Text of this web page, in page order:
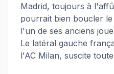
Madrid, toujours à
pourrait bien boucler
l'un de ses anciens
Le latéral gauche
l'AC Milan, suscite